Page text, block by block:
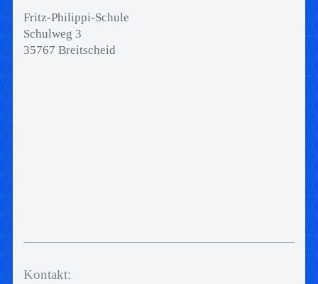
Fritz-Philippi-Schule
Schulweg 3
35767 Breitscheid
Kontakt: